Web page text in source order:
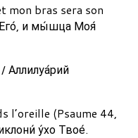
mon bras sera son
и мы́шца Моя́
Аллилуа́рий
l’oreille (Psaume 44,
у́хо Твое́.